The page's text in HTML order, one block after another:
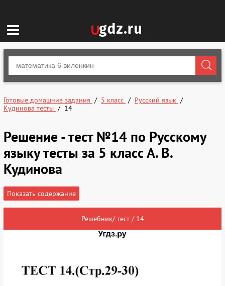
Готовые домашние задания 5 класс
Русский язык
Кудинова тесты
14
Решение - тест №14 по Русскому
языку тесты за 5 класс А. В.
Кудинова
Показать содержание
Решебник/ тест / 14